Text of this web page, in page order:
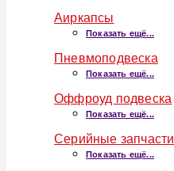
Аиркапсы
Показать ещё...
Пневмоподвеска
Показать ещё...
Оффроуд подвеска
Показать ещё...
Серийные запчасти
Показать ещё...